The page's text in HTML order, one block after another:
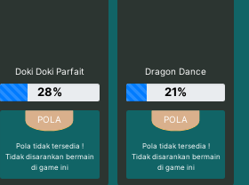
Doki Doki Parfait
28%
Pola tidak tersedia !
Tidak disarankan bermain
di game ini
Dragon Dance
21%
Pola tidak tersedia !
Tidak disarankan bermain
di game ini